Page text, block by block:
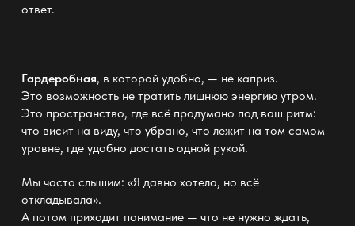
ответ.
Гардеробная, в которой удобно, — не каприз.
Это возможность не тратить лишнюю энергию утром.
Это пространство, где всё продумано под ваш ритм:
что висит на виду, что убрано, что лежит на том самом
уровне, где удобно достать одной рукой.
Мы часто слышим: «Я давно хотела, но всё
откладывала».
А потом приходит понимание — что не нужно ждать,